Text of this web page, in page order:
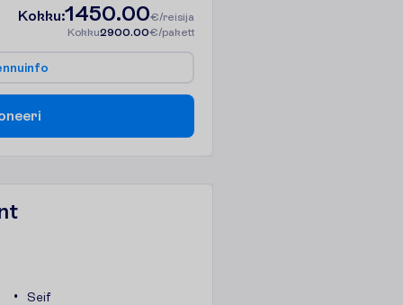
Kokku:1450.00€/reisija
Kokku2900.00€/pakett
nnuinfo
neeri
Seif